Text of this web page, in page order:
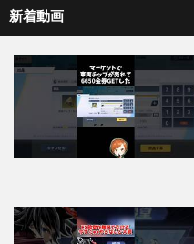
新着動画